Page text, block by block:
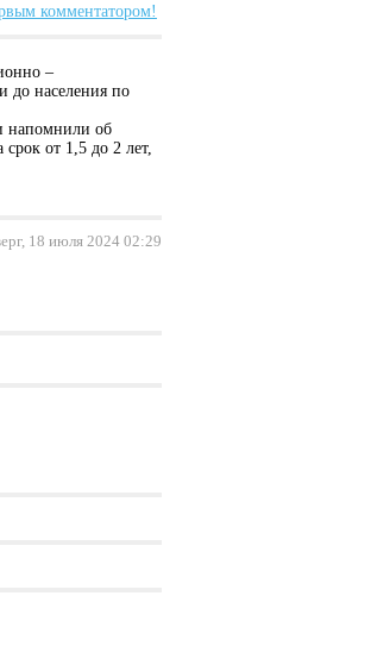
комментатором!
–
до населения по
напомнили об
от 1,5 до 2 лет,
18 июля 2024 02:29